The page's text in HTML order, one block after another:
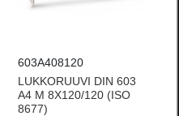
603A408120
LUKKORUUVI DIN 603
A4 M 8X120/120 (ISO
8677)